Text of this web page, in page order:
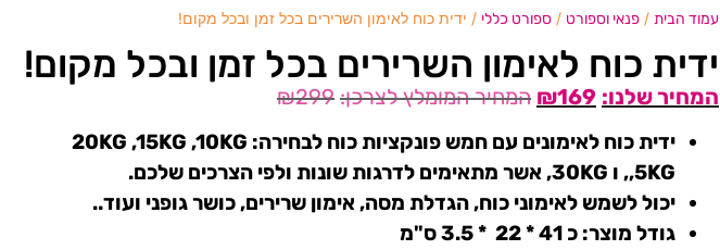
עמוד הבית / פנאי וספורט / ספורט כללי / ידית כוח לאימון השרירים בכל זמן ובכל מקום!
ידית כוח לאימון השרירים בכל זמן ובכל מקום!
₪299 ₪169
ידית כוח לאימונים עם חמש פונקציות כוח לבחירה: 20KG ,15KG ,10KG
,5KG, ו 30KG, אשר מתאימים לדרגות שונות ולפי הצרכים שלכם.
יכול לשמש לאימוני כוח, הגדלת מסה, אימון שרירים, כושר גופני ועוד..
גודל מוצר: כ 41 * 22 * 3.5 ס"מ